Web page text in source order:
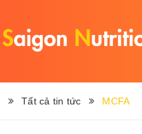
Tất cả tin tức MCFA